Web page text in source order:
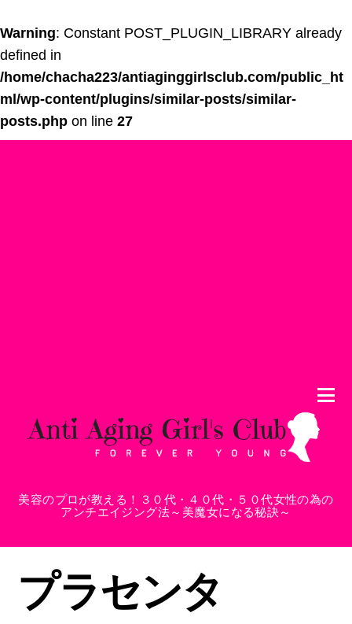
Warning: Constant POST_PLUGIN_LIBRARY already
defined in
/home/chacha223/antiaginggirlsclub.com/public_ht
ml/wp-content/plugins/similar-posts/similar-
posts.php on line 27
美容のプロが教える！３０代・４０代・５０代女性の為の
アンチエイジング法～美魔女になる秘訣～
プラセンタ